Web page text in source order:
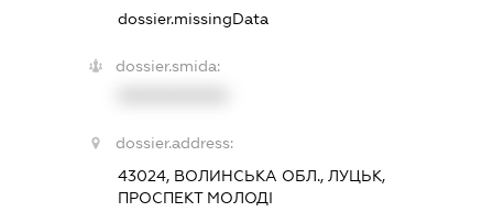
dossier.missingData
dossier.smida:
dossier.address:
43024, ВОЛИНСЬКА ОБЛ., ЛУЦЬК,
ПРОСПЕКТ МОЛОДІ